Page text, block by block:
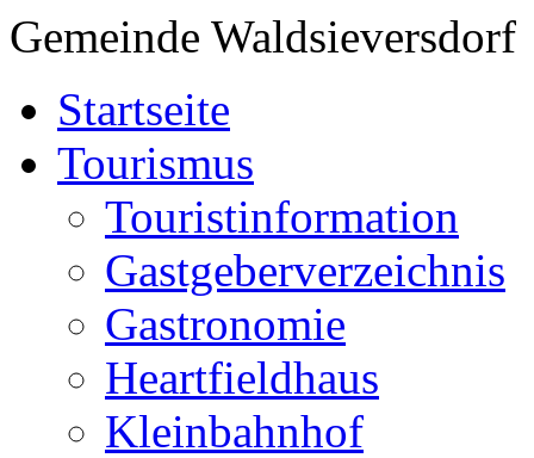
Gemeinde Waldsieversdorf
Startseite
Tourismus
Touristinformation
Gastgeberverzeichnis
Gastronomie
Heartfieldhaus
Kleinbahnhof